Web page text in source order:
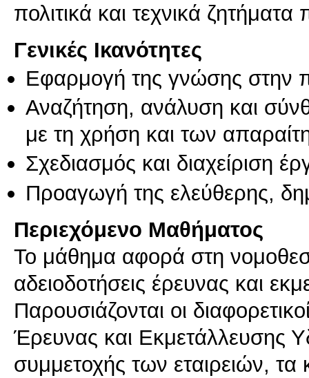
πολιτικά και τεχνικά
Γενικές Ικανότητες
Εφαρμογή της γνώσης στην
Αναζήτηση, ανάλυση και
με τη χρήση και των
Σχεδιασμός και διαχείριση
Προαγωγή της ελεύθερης,
Περιεχόμενο Μαθήματος
Το μάθημα αφορά στη
αδειοδοτήσεις έρευνας και
Παρουσιάζονται οι
Έρευνας και Εκμετάλλευσης
συμμετοχής των εταιρειών, τα